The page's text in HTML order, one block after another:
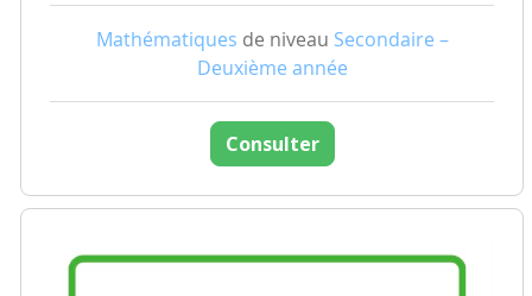
Mathématiques de niveau Secondaire –
Deuxième année
Consulter